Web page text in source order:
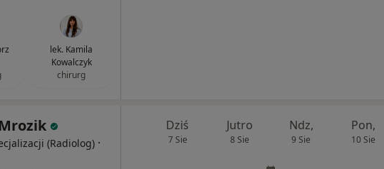
lek. Kamila
Kowalczyk
chirurg
(Radiolog) ·
Dziś
7 Sie
Jutro
8 Sie
Ndz,
9 Sie
Pon,
10 Sie